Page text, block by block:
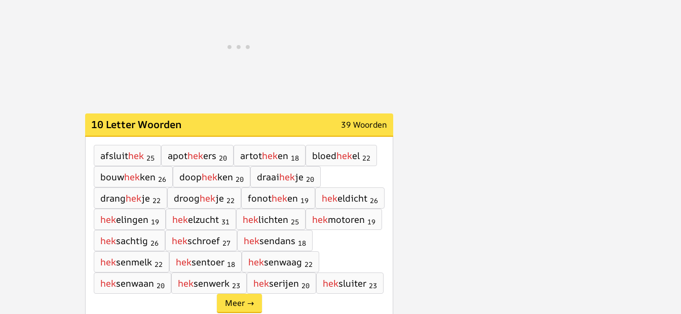
10 Letter Woorden 39 Woorden
afsluithek 25 apothekers 20 artotheken 18 bloedhekel 22
bouwhekken 26 doophekken 20 draaihekje 20
dranghekje 22 drooghekje 22 fonotheken 19 hekeldicht 26
hekelingen 19 hekelzucht 31 heklichten 25 hekmotoren 19
heksachtig 26 hekschroef 27 heksendans 18
heksenmelk 22 heksentoer 18 heksenwaag 22
heksenwaan 20 heksenwerk 23 hekserijen 20 heksluiter 23
Meer →